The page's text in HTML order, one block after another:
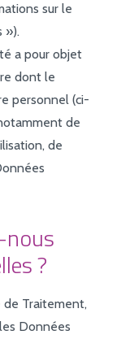
sur le
»).
a pour objet
dont le
personnel (ci-
de
de
?
de Traitement,
Données